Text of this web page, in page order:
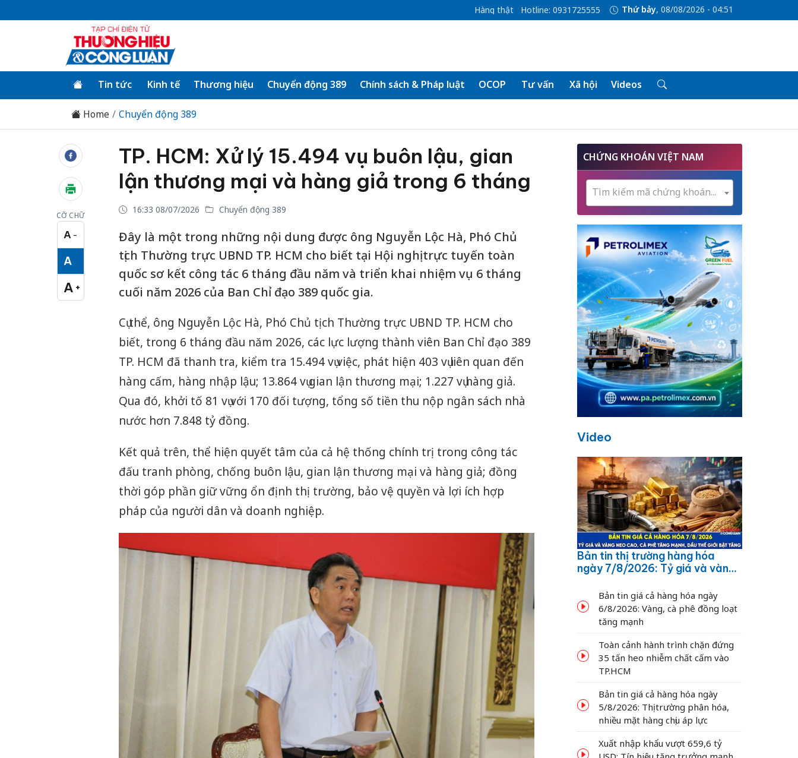
Hàng thật Hotline: 0931725555 Thứ bảy, 08/08/2026 - 04:51
Tin tức Kinh tế Thương hiệu Chuyển động 389 Chính sách & Pháp luật OCOP Tư vấn Xã hội Videos
Home Chuyển động 389
CỠ CHỮ
A −
Cỡ chữ nhỏ
A
Cỡ chữ vừa
A +
Cỡ chữ lớn
TP. HCM: Xử lý 15.494 vụ buôn lậu, gian
lận thương mại và hàng giả trong 6 tháng
16:33 08/07/2026 Chuyển động 389
Đây là một trong những nội dung được ông Nguyễn Lộc Hà, Phó Chủ
tịch Thường trực UBND TP. HCM cho biết tại Hội nghị trực tuyến toàn
quốc sơ kết công tác 6 tháng đầu năm và triển khai nhiệm vụ 6 tháng
cuối năm 2026 của Ban Chỉ đạo 389 quốc gia.
Cụ thể, ông Nguyễn Lộc Hà, Phó Chủ tịch Thường trực UBND TP. HCM cho
biết, trong 6 tháng đầu năm 2026, các lực lượng thành viên Ban Chỉ đạo 389
TP. HCM đã thanh tra, kiểm tra 15.494 vụ việc, phát hiện 403 vụ liên quan đến
hàng cấm, hàng nhập lậu; 13.864 vụ gian lận thương mại; 1.227 vụ hàng giả.
Qua đó, khởi tố 81 vụ với 170 đối tượng, tổng số tiền thu nộp ngân sách nhà
nước hơn 7.848 tỷ đồng.
Kết quả trên, thể hiện quyết tâm của cả hệ thống chính trị trong công tác
đấu tranh phòng, chống buôn lậu, gian lận thương mại và hàng giả; đồng
thời góp phần giữ vững ổn định thị trường, bảo vệ quyền và lợi ích hợp
pháp của người dân và doanh nghiệp.
CHỨNG KHOÁN VIỆT NAM
Tìm kiếm mã chứng khoán...
Video
Bản tin thị trường hàng hóa
ngày 7/8/2026: Tỷ giá và vàng
dầu thế giới bật tăng
Bản tin giá cả hàng hóa ngày
6/8/2026: Vàng, cà phê đồng loạt
tăng mạnh
Toàn cảnh hành trình chặn đứng
35 tấn heo nhiễm chất cấm vào
TP.HCM
Bản tin giá cả hàng hóa ngày
5/8/2026: Thị trường phân hóa,
nhiều mặt hàng chịu áp lực
Xuất nhập khẩu vượt 659,6 tỷ